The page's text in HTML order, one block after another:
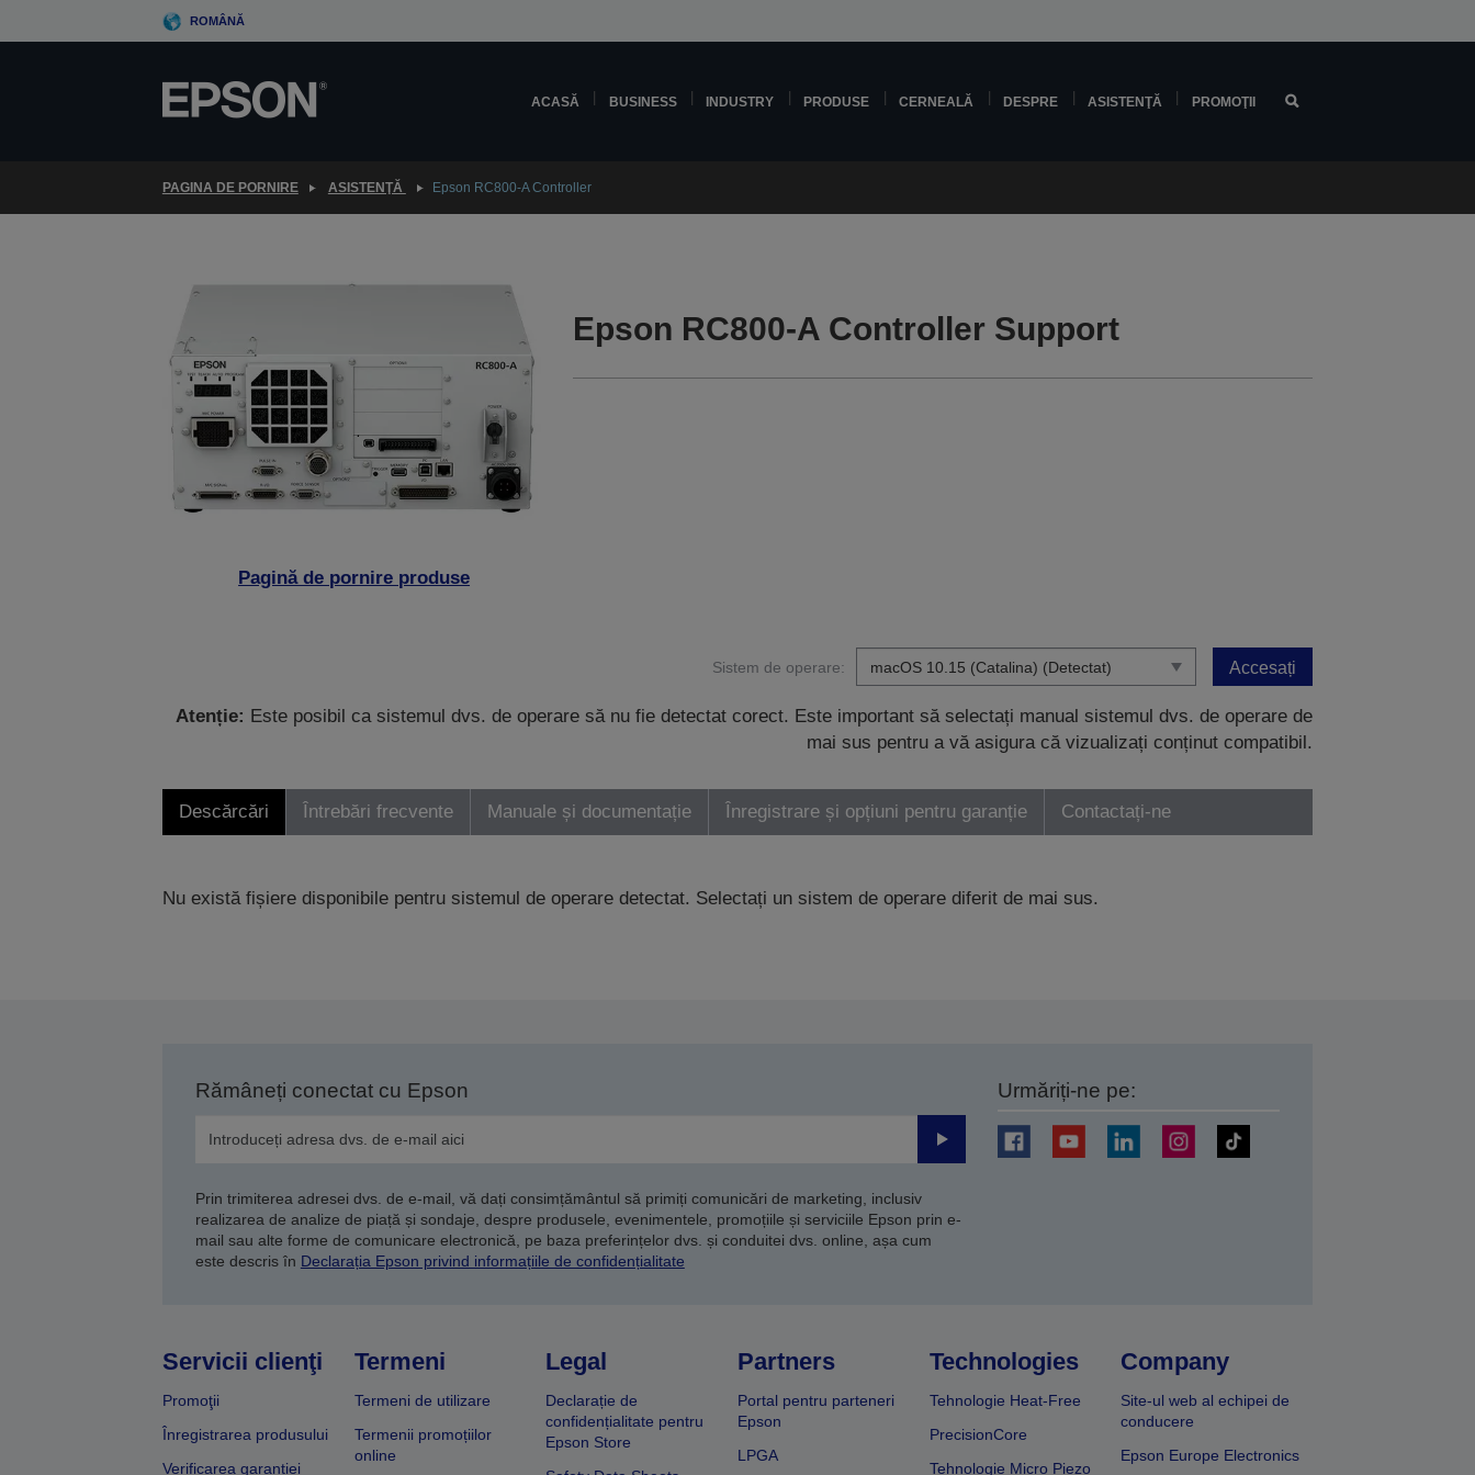
to
ROMÂNĂ
ACASĂ BUSINESS INDUSTRY PRODUSE CERNEALĂ DESPRE ASISTENŢĂ PROMOŢII
PAGINA DE PORNIRE ASISTENŢĂ Epson RC800-A Controller
Pagină de pornire produse
Epson RC800-A Controller Support
Sistem de operare: Accesați
Atenție: Este posibil ca sistemul dvs. de operare să nu fie detectat corect. Este important să selectați manual sistemul dvs. de operare de
mai sus pentru a vă asigura că vizualizați conținut compatibil.
Descărcări Întrebări frecvente Manuale și documentație Înregistrare și opțiuni pentru garanție Contactați-ne
Nu există fișiere disponibile pentru sistemul de operare detectat. Selectați un sistem de operare diferit de mai sus.
Rămâneți conectat cu Epson
Trimiteți
Prin trimiterea adresei dvs. de e-mail, vă dați consimțământul să primiți comunicări de marketing, inclusiv
realizarea de analize de piață și sondaje, despre produsele, evenimentele, promoțiile și serviciile Epson prin e-
mail sau alte forme de comunicare electronică, pe baza preferințelor dvs. și conduitei dvs. online, așa cum
este descris în Declarația Epson privind informațiile de confidențialitate
Urmăriți-ne pe:
Servicii clienţi
Promoţii
Înregistrarea produsului
Verificarea garanției
Termeni
Termeni de utilizare
Termenii promoțiilor
online
Legal
Declarație de
confidențialitate pentru
Epson Store
Partners
Portal pentru parteneri
Epson
LPGA
Technologies
Tehnologie Heat-Free
PrecisionCore
Tehnologie Micro Piezo
Company
Site-ul web al echipei de
conducere
Epson Europe Electronics